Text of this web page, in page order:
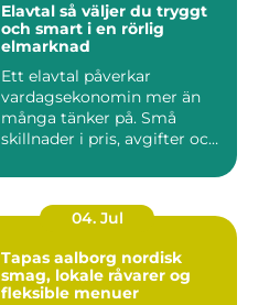
Elavtal så väljer du tryggt
och smart i en rörlig
elmarknad
Ett elavtal påverkar
vardagsekonomin mer än
många tänker på. Små
skillnader i pris, avgifter och
04. Jul
Tapas aalborg nordisk
smag, lokale råvarer og
fleksible menuer